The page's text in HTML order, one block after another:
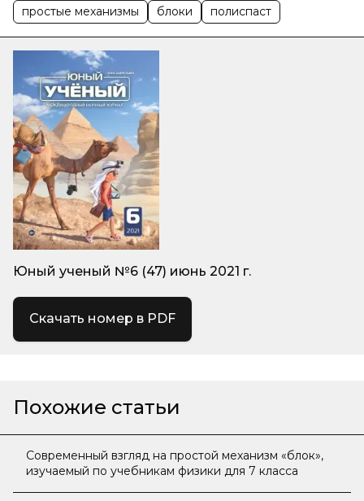
простые механизмы блоки полиспаст
Юный ученый №6 (47) июнь 2021 г.
Скачать номер в PDF
Похожие статьи
Современный взгляд на простой механизм «блок»,
изучаемый по учебникам физики для 7 класса